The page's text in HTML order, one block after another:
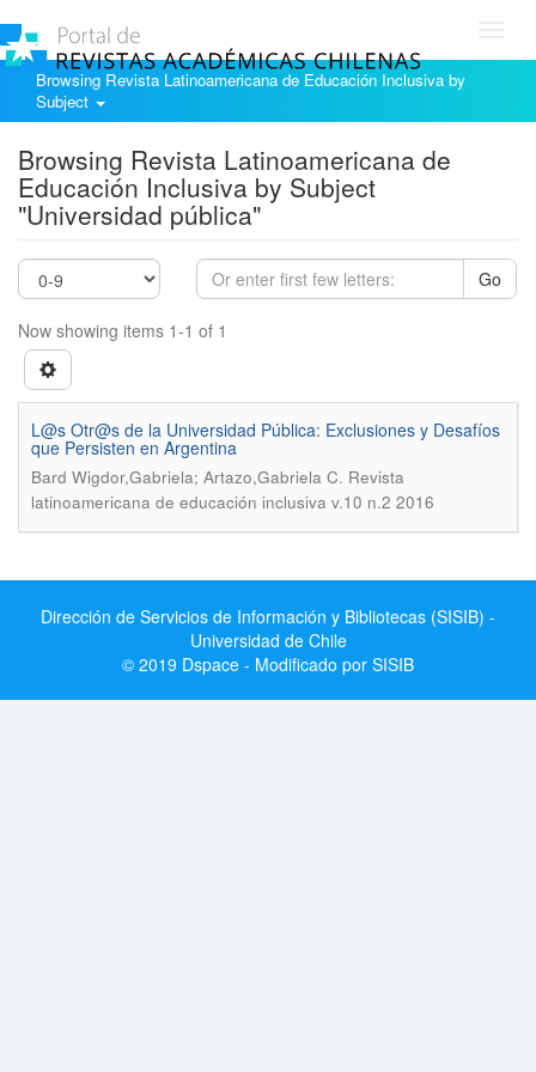
Browsing Revista Latinoamericana de Educación Inclusiva by
Subject
Browsing Revista Latinoamericana de
Educación Inclusiva by Subject
"Universidad pública"
Go
Now showing items 1-1 of 1
L@s Otr@s de la Universidad Pública: Exclusiones y Desafíos
que Persisten en Argentina
Bard Wigdor,Gabriela; Artazo,Gabriela C. Revista
latinoamericana de educación inclusiva v.10 n.2 2016
Dirección de Servicios de Información y Bibliotecas (SISIB) -
Universidad de Chile
© 2019 Dspace - Modificado por SISIB